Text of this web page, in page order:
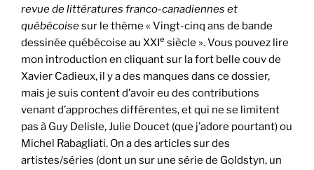
revue de littératures franco-canadiennes et
québécoisesur le thème « Vingt-cinq ans de bande
dessinée québécoise au XXIe siècle ». Vous pouvez lire
mon introduction en cliquant sur la fort belle couv de
Xavier Cadieux, il y a des manques dans ce dossier,
mais je suis content d’avoir eu des contributions
venant d’approches différentes, et qui ne se limitent
pas à Guy Delisle, Julie Doucet (que j’adore pourtant) ou
Michel Rabagliati. On a des articles sur des
artistes/séries (dont un sur une série de Goldstyn, un